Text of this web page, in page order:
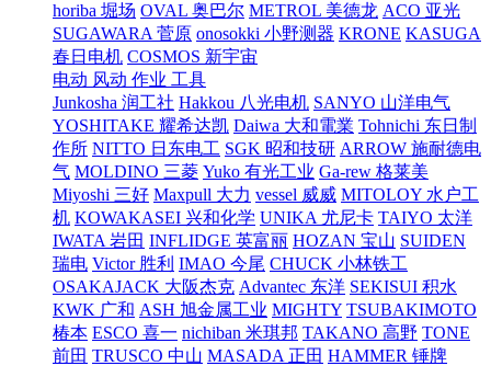
horiba 堀场 OVAL 奥巴尔 METROL 美德龙 ACO 亚光
SUGAWARA 菅原 onosokki 小野测器 KRONE KASUGA
春日电机 COSMOS 新宇宙
电动 风动 作业 工具
Junkosha 润工社 Hakkou 八光电机 SANYO 山洋电气
YOSHITAKE 耀希达凯 Daiwa 大和電業 Tohnichi 东日制
作所 NITTO 日东电工 SGK 昭和技研 ARROW 施耐德电
气 MOLDINO 三菱 Yuko 有光工业 Ga-rew 格莱美
Miyoshi 三好 Maxpull 大力 vessel 威威 MITOLOY 水户工
机 KOWAKASEI 兴和化学 UNIKA 尤尼卡 TAIYO 太洋
IWATA 岩田 INFLIDGE 英富丽 HOZAN 宝山 SUIDEN
瑞电 Victor 胜利 IMAO 今尾 CHUCK 小林铁工
OSAKAJACK 大阪杰克 Advantec 东洋 SEKISUI 积水
KWK 广和 ASH 旭金属工业 MIGHTY TSUBAKIMOTO
椿本 ESCO 喜一 nichiban 米琪邦 TAKANO 高野 TONE
前田 TRUSCO 中山 MASADA 正田 HAMMER 锤牌